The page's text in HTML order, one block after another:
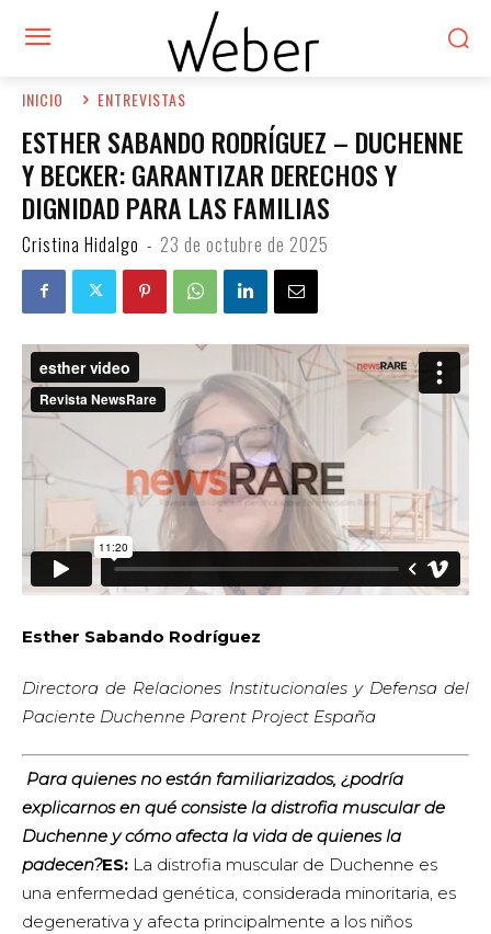
INICIO ENTREVISTAS
ESTHER SABANDO RODRÍGUEZ – DUCHENNE
Y BECKER: GARANTIZAR DERECHOS Y
DIGNIDAD PARA LAS FAMILIAS
Cristina Hidalgo - 23 de octubre de 2025
Esther Sabando Rodríguez
Directora de Relaciones Institucionales y Defensa del
Paciente Duchenne Parent Project España
Para quienes no están familiarizados, ¿podría
explicarnos en qué consiste la distrofia muscular de
Duchenne y cómo afecta la vida de quienes la
padecen?ES: La distrofia muscular de Duchenne es
una enfermedad genética, considerada minoritaria, es
degenerativa y afecta principalmente a los niños